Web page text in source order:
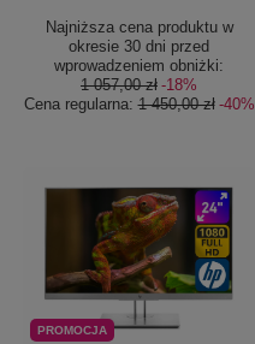
Najniższa cena produktu w
okresie 30 dni przed
wprowadzeniem obniżki:
1 057,00 zł -18%
Cena regularna:1 450,00 zł -40%
PROMOCJA